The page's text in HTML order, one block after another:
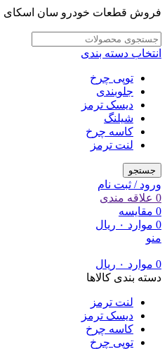
فروش قطعات خودرو سان اسکای
انتخاب دسته بندی
توپی چرخ
جلوبندی
دیسک ترمز
شیلنگ
کاسه چرخ
لنت ترمز
جستجو
ورود / ثبت نام
0 علاقه مندی
0 مقایسه
0 موارد ۰ ریال
منو
0 موارد ۰ ریال
دسته بندی کالاها
لنت ترمز
دیسک ترمز
کاسه چرخ
توپی چرخ